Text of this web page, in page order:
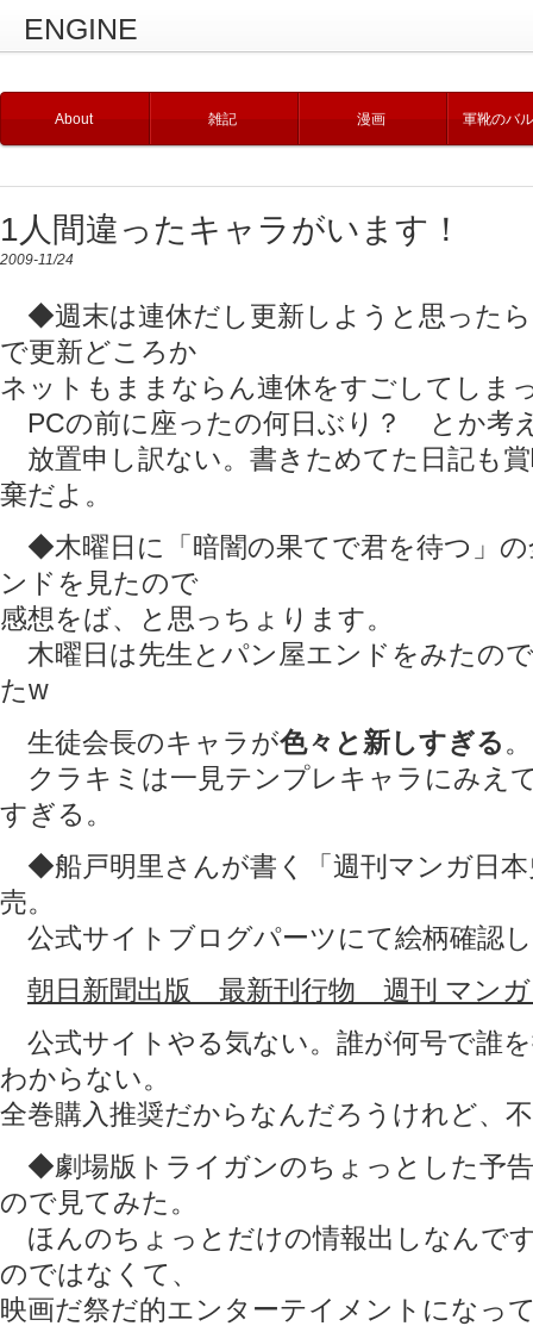
ENGINE
About 雑記 漫画 軍靴のバ
1人間違ったキャラがいます！
2009-11/24
◆週末は連休だし更新しようと思った
で更新どころか
ネットもままならん連休をすごしてしま
PCの前に座ったの何日ぶり？ とか考
放置申し訳ない。書きためてた日記も
棄だよ。
◆木曜日に「暗闇の果てで君を待つ」
ンドを見たので
感想をば、と思っちょります。
木曜日は先生とパン屋エンドをみたの
たw
生徒会長のキャラが色々と新しすぎる。
クラキミは一見テンプレキャラにみえ
すぎる。
◆船戸明里さんが書く「週刊マンガ日本
売。
公式サイトブログパーツにて絵柄確認
朝日新聞出版 最新刊行物 週刊 マンガ
公式サイトやる気ない。誰が何号で誰
わからない。
全巻購入推奨だからなんだろうけれど、
◆劇場版トライガンのちょっとした予
ので見てみた。
ほんのちょっとだけの情報出しなんで
のではなくて、
映画だ祭だ的エンターテイメントになっ